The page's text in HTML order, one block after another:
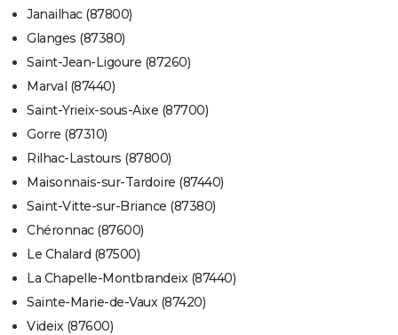
Janailhac (87800)
Glanges (87380)
Saint-Jean-Ligoure (87260)
Marval (87440)
Saint-Yrieix-sous-Aixe (87700)
Gorre (87310)
Rilhac-Lastours (87800)
Maisonnais-sur-Tardoire (87440)
Saint-Vitte-sur-Briance (87380)
Chéronnac (87600)
Le Chalard (87500)
La Chapelle-Montbrandeix (87440)
Sainte-Marie-de-Vaux (87420)
Videix (87600)